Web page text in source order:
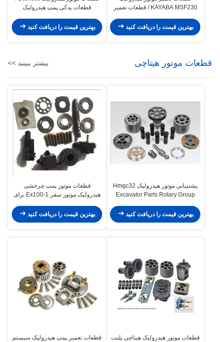
KAYABA MSF230 / قطعات تعمیر
بهترین قیمت را دریافت کنید
قطعات یدکی پمپ هیدرولیک
بهترین قیمت را دریافت کنید
قطعات موتور هیتاچی بیشتر ببینید >>
پشتیبانی موتور هیدرولیک Hmgc32
Excavator Parts Rotary Group
بهترین قیمت را دریافت کنید
قطعات موتور پمپ چرخشی
هیدرولیک موتور سفر Ex100-1 برای
بهترین قیمت را دریافت کنید
قطعات موتور هیدرولیک هیتاچی پلیت
قطعات تعمیر پمپ هیدرولیک سیستم